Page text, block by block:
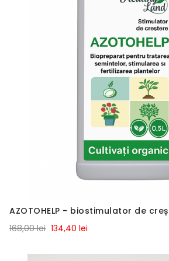
AZOTOHELP - biostimulator de
168,00 lei 134,40 lei